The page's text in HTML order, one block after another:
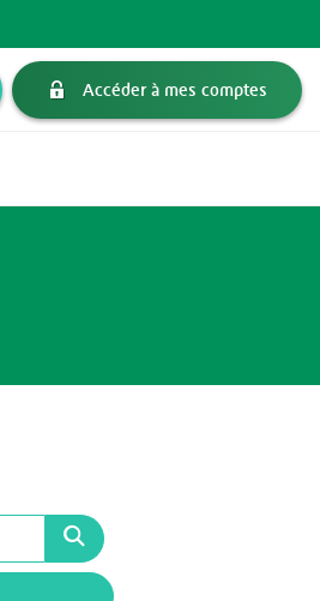
Accéder à mes comptes